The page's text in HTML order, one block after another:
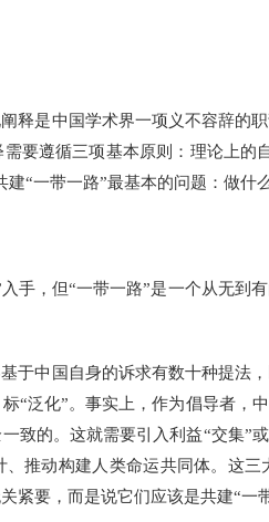
是中国学术界一项义不容辞的
要遵循三项基本原则：理论上
“一带一路”最基本的问题：做什
，但“一带一路”是一个从无到
中国自身的诉求有数十种提法
“泛化”。事实上，作为倡导者，
致的。这就需要引入利益“交集”
推动构建人类命运共同体。这
紧要，而是说它们应该是共建“一